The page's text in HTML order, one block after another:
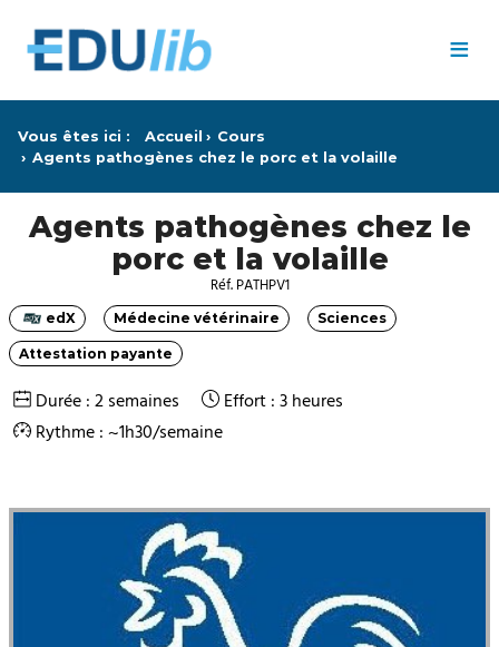
≡
Vous êtes ici : Accueil
Cours
Agents pathogènes chez le porc et la volaille
Agents pathogènes chez le
porc et la volaille
Réf. PATHPV1
Catégorie
edX Catégorie
Médecine vétérinaire Catégorie
Sciences
Catégorie
Attestation payante
Durée : 2 semaines
Effort : 3 heures
Rythme : ~1h30/semaine